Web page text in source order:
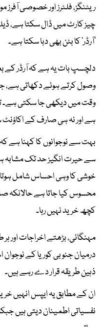
ریٹنگز، فلٹرز اور خصوصی
چیز کارٹ میں ڈال سکتا ہے،
’آرڈر‘ کا بٹن بھی دبا سکتا ہے۔
دلچسپ بات یہ ہے کہ آرڈر کے
وصول کرتے ہوئے دکھاتی
وقت میں دیکھی جا سکتی ہے۔
ہے اور نہ ہی صارف کے
بہت سے نوجوانوں کا کہنا ہے
سے حیرت انگیز حد تک مشابہ
خوشی کا وہی احساس شامل
محسوس کیا جاتا ہے حالانکہ
کچھ خرید نہیں رہا۔
مہنگائی، بڑھتے اخراجات اور
درمیان جنوبی کوریا کے
ذہین طریقہ قرار دے رہے ہیں۔
ان کے مطابق یہ ایپس انہیں
نفسیاتی اطمینان دیتی ہیں